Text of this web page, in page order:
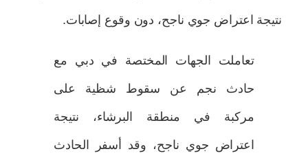
نتيجة اعتراض جوي ناجح، دون وقوع إصابات.
تعاملت الجهات المختصة في دبي مع
حادث نجم عن سقوط شظية على
مركبة في منطقة البرشاء، نتيجة
اعتراض جوي ناجح، وقد أسفر الحادث